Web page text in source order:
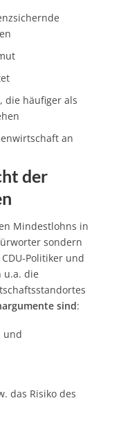
die häufiger als
an
der
Mindestlohns in
sondern
Politiker und
u.a. die
sind:
und
das Risiko des